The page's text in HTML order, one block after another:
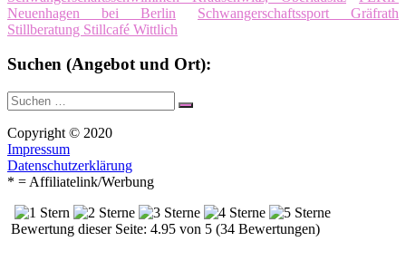
Neuenhagen bei Berlin
Schwangerschaftssport Gräfrath
Stillberatung Stillcafé Wittlich
Suchen (Angebot und Ort):
Suche
nach:
Suchen
Copyright © 2020
Impressum
Datenschutzerklärung
* = Affiliatelink/Werbung
Bewertung dieser Seite: 4.95 von 5 (34 Bewertungen)